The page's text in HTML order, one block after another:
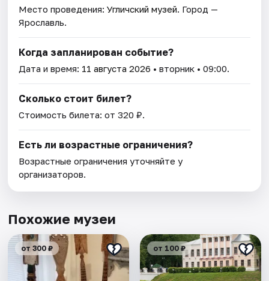
Место проведения:Угличский музей. Город —
Ярославль.
Когда запланирован событие?
Дата и время: 11 августа 2026 • вторник • 09:00.
Сколько стоит билет?
Стоимость билета: от 320 ₽.
Есть ли возрастные ограничения?
Возрастные ограничения уточняйте у
организаторов.
Похожие музеи
от 300 ₽ от 100 ₽